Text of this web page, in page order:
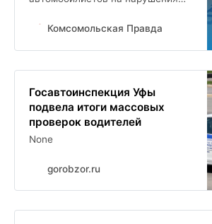
Комсомольская Правда
Госавтоинспекция Уфы
подвела итоги массовых
проверок водителей
None
gorobzor.ru